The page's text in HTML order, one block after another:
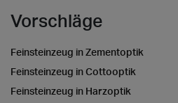
Vorschläge
Feinsteinzeug in Zementoptik
Feinsteinzeug in Cottooptik
Feinsteinzeug in Harzoptik